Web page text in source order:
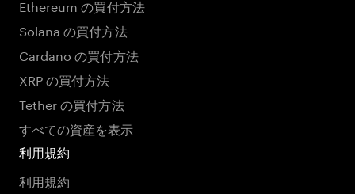
Ethereum の買付方法
Solana の買付方法
Cardano の買付方法
XRP の買付方法
Tether の買付方法
すべての資産を表示
利用規約
利用規約